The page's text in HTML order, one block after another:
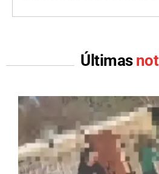
Últimas